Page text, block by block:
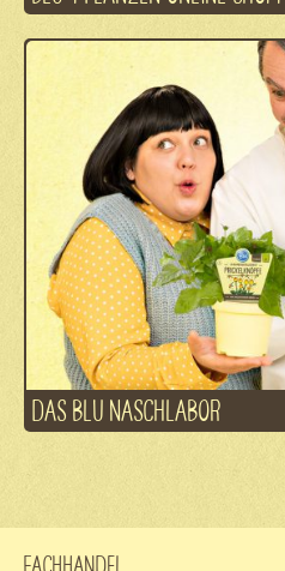
DAS BLU NASCHLABOR
Fachhandel